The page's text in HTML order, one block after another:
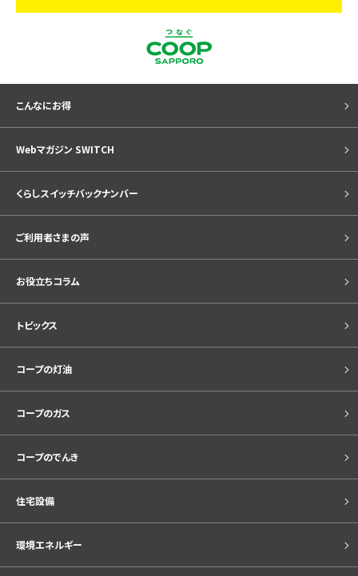
こんなにお得
Webマガジン SWITCH
くらしスイッチバックナンバー
ご利用者さまの声
お役立ちコラム
トピックス
コープの灯油
コープのガス
コープのでんき
住宅設備
環境エネルギー